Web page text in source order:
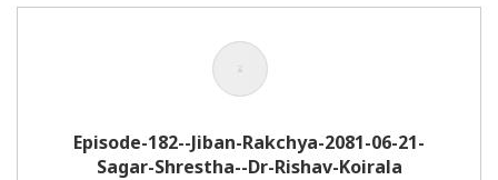
Episode-182--Jiban-Rakchya-2081-06-21-
Sagar-Shrestha--Dr-Rishav-Koirala